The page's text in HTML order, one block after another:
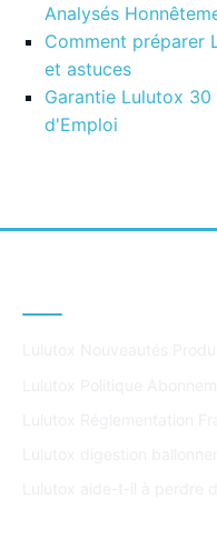
Analysés
Comment préparer
et astuces
Garantie Lulutox
d'Emploi